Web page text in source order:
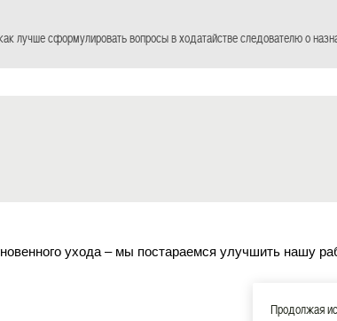
лучше сформулировать вопросы в ходатайстве следователю о
ухода – мы постараемся улучшить нашу
Продолжая